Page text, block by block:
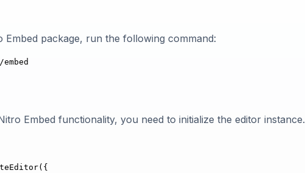
Embed package, run the following command:
Embed functionality, you need to initialize the editor instance.